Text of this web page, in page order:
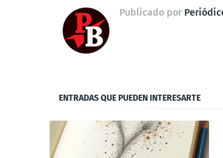
Publicado por
ENTRADAS QUE PUEDEN INTERESARTE